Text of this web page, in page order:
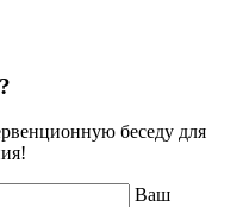
беседу для
Ваш